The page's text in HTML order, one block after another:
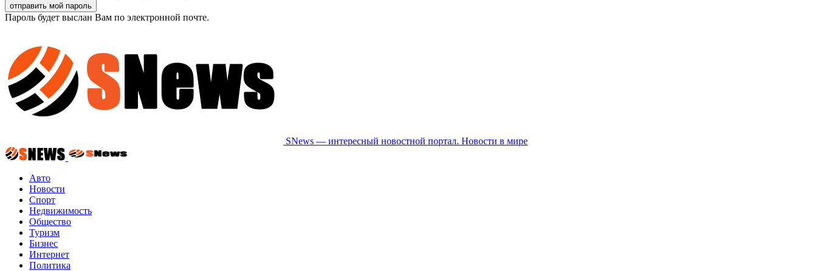
Пароль будет выслан Вам по электронной почте.
SNews — интересный новостной портал. Новости в мире
Авто
Новости
Спорт
Недвижимость
Общество
Туризм
Бизнес
Интернет
Политика